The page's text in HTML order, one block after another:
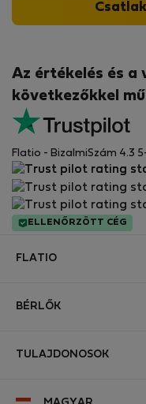
Az értékelés és a
következőkkel
Flatio - BizalmiSzám 4.3
ELLENŐRZÖTT CÉG
FLATIO
Csatlakozzon a Digitális
BÉRLŐK
Cégeknek
TULAJDONOSOK